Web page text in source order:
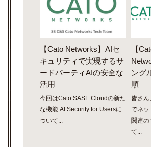
【Cato Networks】AIセ
キュリティで実現するサ
ードパーティAIの安全な
活用
今回はCato SASE Cloudの新た
な機能 AI Security for Usersに
ついて...
【
ング
順
皆さ
でネッ
関連の
て...